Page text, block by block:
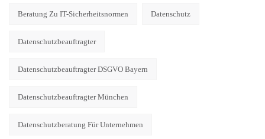
Beratung Zu IT-Sicherheitsnormen Datenschutz
Datenschutzbeauftragter
Datenschutzbeauftragter DSGVO Bayern
Datenschutzbeauftragter München
Datenschutzberatung Für Unternehmen